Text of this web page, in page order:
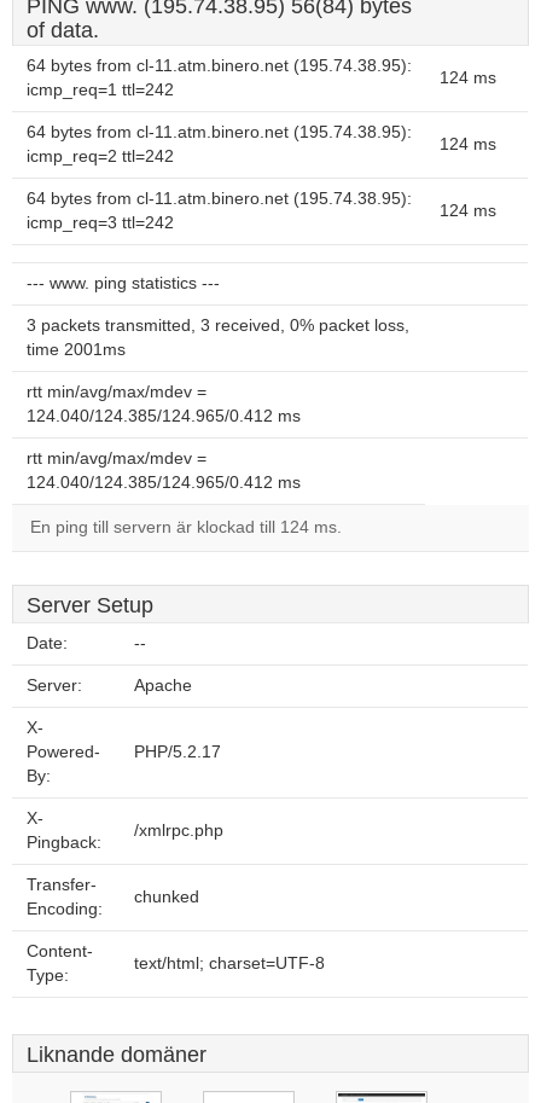
PING www. (195.74.38.95) 56(84) bytes
of data.
64 bytes from cl-11.atm.binero.net (195.74.38.95):
icmp_req=1 ttl=242
124 ms
64 bytes from cl-11.atm.binero.net (195.74.38.95):
icmp_req=2 ttl=242
124 ms
64 bytes from cl-11.atm.binero.net (195.74.38.95):
icmp_req=3 ttl=242
124 ms
--- www. ping statistics ---
3 packets transmitted, 3 received, 0% packet loss,
time 2001ms
rtt min/avg/max/mdev =
124.040/124.385/124.965/0.412 ms
rtt min/avg/max/mdev =
124.040/124.385/124.965/0.412 ms
En ping till servern är klockad till 124 ms.
Server Setup
Date: --
Server: Apache
X-
Powered-
By:
PHP/5.2.17
X-
Pingback:
/xmlrpc.php
Transfer-
Encoding:
chunked
Content-
Type:
text/html; charset=UTF-8
Liknande domäner